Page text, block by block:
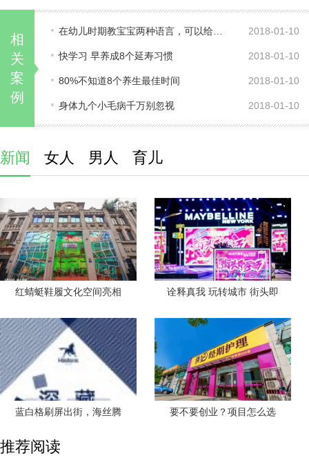
相
关
案
例
2018-01-10
快学习 早养成8个延寿习惯 2018-01-10
80%不知道8个养生最佳时间 2018-01-10
身体九个小毛病千万别忽视 2018-01-10
新闻 女人 男人 育儿
红蜻蜓鞋履文化空间亮相 诠释真我 玩转城市 街头即
蓝白格刷屏出街，海丝腾 要不要创业？项目怎么选
推荐阅读